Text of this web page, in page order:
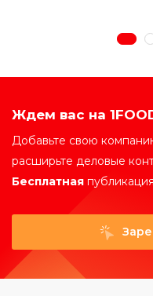
Ждем вас на
Добавьте свою
расширьте деловые
Бесплатная